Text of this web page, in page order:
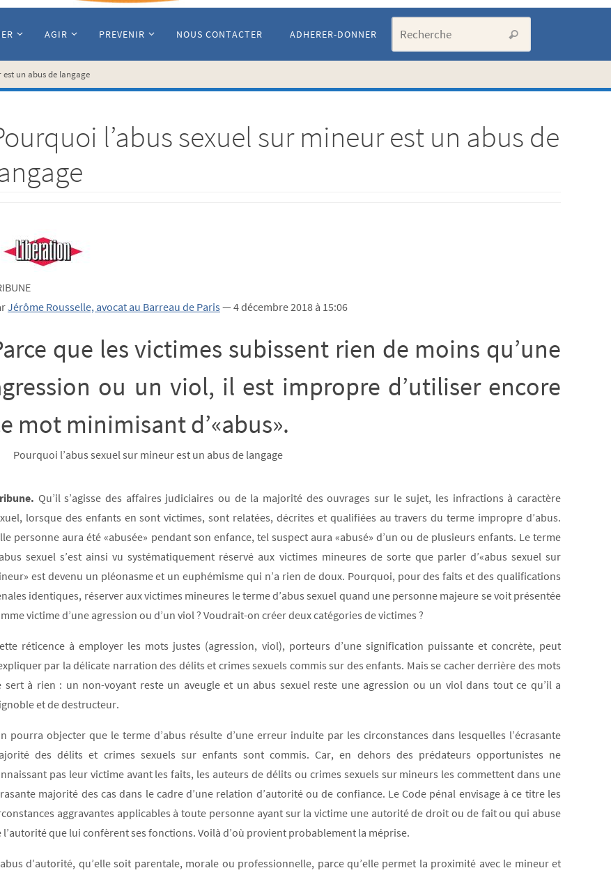
AGIR PREVENIR NOUS CONTACTER ADHERER-DONNER Recherche
est un abus de langage
l’abus sexuel sur mineur est un abus de
Jérôme Rousselle, avocat au Barreau de Paris —4 décembre 2018 à 15:06
que les victimes subissent rien de moins qu’une
ou un viol, il est impropre d’utiliser encore
mot minimisant d’«abus».
Pourquoi l’abus sexuel sur mineur est un abus de langage
Qu’il s’agisse des affaires judiciaires ou de la majorité des ouvrages sur le sujet, les infractions à caractère
lorsque des enfants en sont victimes, sont relatées, décrites et qualifiées au travers du terme impropre d’abus.
personne aura été «abusée» pendant son enfance, tel suspect aura «abusé» d’un ou de plusieurs enfants. Le terme
sexuel s’est ainsi vu systématiquement réservé aux victimes mineures de sorte que parler d’«abus sexuel sur
est devenu un pléonasme et un euphémisme qui n’a rien de doux. Pourquoi, pour des faits et des qualifications
identiques, réserver aux victimes mineures le terme d’abus sexuel quand une personne majeure se voit présentée
victime d’une agression ou d’un viol ? Voudrait-on créer deux catégories de victimes ?
réticence à employer les mots justes (agression, viol), porteurs d’une signification puissante et concrète, peut
par la délicate narration des délits et crimes sexuels commis sur des enfants. Mais se cacher derrière des mots
sert à rien : un non-voyant reste un aveugle et un abus sexuel reste une agression ou un viol dans tout ce qu’il a
et de destructeur.
pourra objecter que le terme d’abus résulte d’une erreur induite par les circonstances dans lesquelles l’écrasante
des délits et crimes sexuels sur enfants sont commis. Car, en dehors des prédateurs opportunistes ne
pas leur victime avant les faits, les auteurs de délits ou crimes sexuels sur mineurs les commettent dans une
majorité des cas dans le cadre d’une relation d’autorité ou de confiance. Le Code pénal envisage à ce titre les
aggravantes applicables à toute personne ayant sur la victime une autorité de droit ou de fait ou qui abuse
l’autorité que lui confèrent ses fonctions. Voilà d’où provient probablement la méprise.
d’autorité, qu’elle soit parentale, morale ou professionnelle, parce qu’elle permet la proximité avec le mineur et